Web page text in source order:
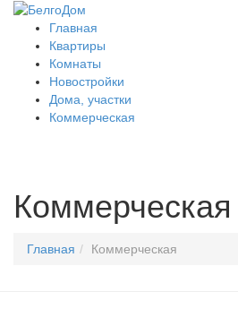
Главная
Квартиры
Комнаты
Новостройки
Дома, участки
Коммерческая
Коммерческая
Главная Коммерческая